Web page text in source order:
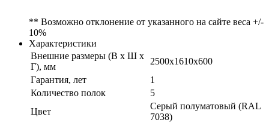
** Возможно отклонение от указанного на сайте веса +/-
10%
Характеристики
Внешние размеры (В х Ш х
Г), мм
2500x1610x600
Гарантия, лет
1
Количество полок
5
Цвет
Серый полуматовый (RAL
7038)